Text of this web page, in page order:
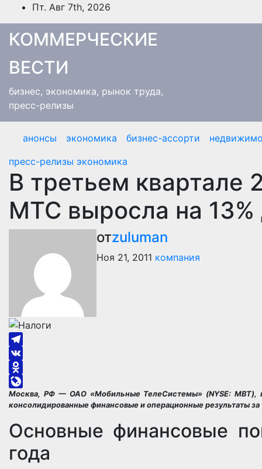
Перейти
к
содержимому
Пт. Авг 7th, 2026
КОММЕРЧЕСКИЕ
ВЕСТИ
бизнес, экономика, рынок труда,
пресс-релизы
анонсы экономика бизнес-ассорти
пресс-релизы экономика
В третьем квартале
МТС выросла на
отzuluman
Ноя 21, 2011 компания
Telegram
VK
Odnoklassniki
LiveJournal
Москва, РФ — ОАО «Мобильные ТелеСистемы» (NYSE: MBT),
консолидированные финансовые и операционные результаты за
Основные финансовые
года